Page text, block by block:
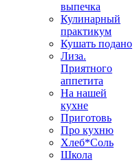
выпечка
Кулинарный
практикум
Кушать подано
Лиза.
Приятного
аппетита
На нашей
кухне
Приготовь
Про кухню
Хлеб*Соль
Школа